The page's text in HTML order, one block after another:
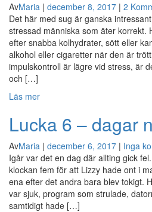
AvMaria | december 8, 2017 | 2
Det här med sug är ganska
stressad människa som äter korrekt.
efter snabba kolhydrater, sött eller
alkohol eller cigaretter när den är
impulskontroll är lägre vid stress, är
och […]
Läs mer
Lucka 6 – dagar
AvMaria | december 6, 2017 | Inga
Igår var det en dag där allting gick
klockan fem för att Lizzy hade ont i
ena efter det andra bara blev tokigt.
var sjuk, program som strulade,
samtidigt hade […]